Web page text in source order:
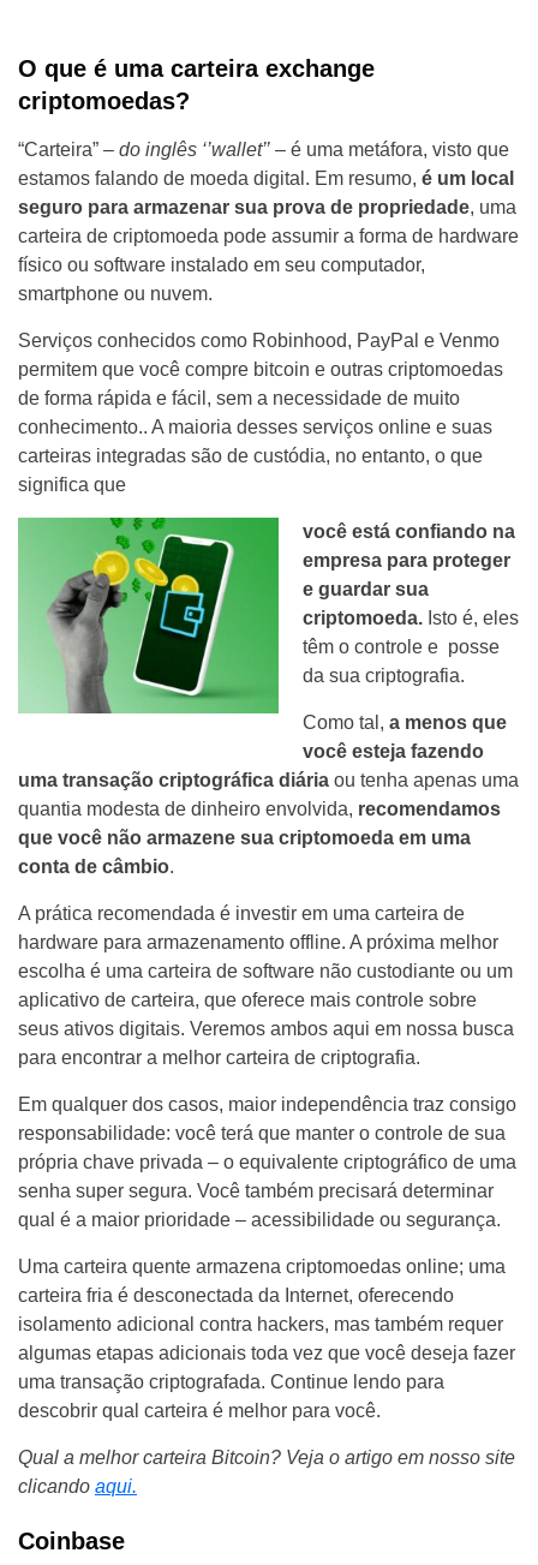
O que é uma carteira exchange
criptomoedas?
“Carteira” – do inglês ‘’wallet’’ – é uma metáfora, visto que
estamos falando de moeda digital. Em resumo, é um local
seguro para armazenar sua prova de propriedade, uma
carteira de criptomoeda pode assumir a forma de hardware
físico ou software instalado em seu computador,
smartphone ou nuvem.
Serviços conhecidos como Robinhood, PayPal e Venmo
permitem que você compre bitcoin e outras criptomoedas
de forma rápida e fácil, sem a necessidade de muito
conhecimento.. A maioria desses serviços online e suas
carteiras integradas são de custódia, no entanto, o que
significa que
você está confiando na
empresa para proteger
e guardar sua
criptomoeda. Isto é, eles
têm o controle e posse
da sua criptografia.
Como tal,a menos que
você esteja fazendo
uma transação criptográfica diária ou tenha apenas uma
quantia modesta de dinheiro envolvida, recomendamos
que você não armazene sua criptomoeda em uma
conta de câmbio.
A prática recomendada é investir em uma carteira de
hardware para armazenamento offline. A próxima melhor
escolha é uma carteira de software não custodiante ou um
aplicativo de carteira, que oferece mais controle sobre
seus ativos digitais. Veremos ambos aqui em nossa busca
para encontrar a melhor carteira de criptografia.
Em qualquer dos casos, maior independência traz consigo
responsabilidade: você terá que manter o controle de sua
própria chave privada – o equivalente criptográfico de uma
senha super segura. Você também precisará determinar
qual é a maior prioridade – acessibilidade ou segurança.
Uma carteira quente armazena criptomoedas online; uma
carteira fria é desconectada da Internet, oferecendo
isolamento adicional contra hackers, mas também requer
algumas etapas adicionais toda vez que você deseja fazer
uma transação criptografada. Continue lendo para
descobrir qual carteira é melhor para você.
Qual a melhor carteira Bitcoin? Veja o artigo em nosso site
clicando aqui.
Coinbase